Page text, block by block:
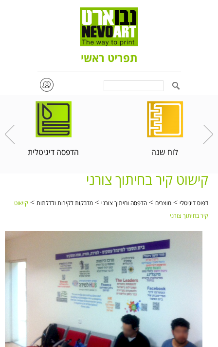
תפריט ראשי
Search
הדפסה דיגיטלית לוח שנה
קישוט קיר בחיתוך צורני
דפוס דיגיטלי > מוצרים > הדפסה וחיתוך צורני > מדבקות לקירות ולדלתות > קישוט
קיר בחיתוך צורני